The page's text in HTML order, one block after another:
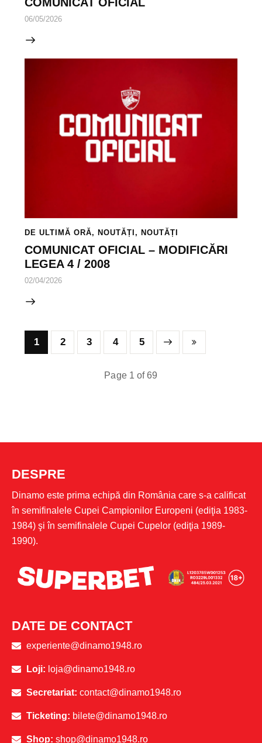
06/05/2026
DE ULTIMĂ ORĂ,NOUTĂȚI ,NOUTĂȚI
COMUNICAT OFICIAL – MODIFICĂRI
LEGEA 4 / 2008
02/04/2026
1 2 3 4 5
Next Last
Page 1 of 69
DESPRE
Dinamo este prima echipă din România care s-a calificat
în semifinalele Cupei Campionilor Europeni (ediţia 1983-
1984) şi în semifinalele Cupei Cupelor (ediţia 1989-
1990).
DATE DE CONTACT
experiente@dinamo1948.ro
Loji: loja@dinamo1948.ro
Secretariat: contact@dinamo1948.ro
Ticketing: bilete@dinamo1948.ro
Shop: shop@dinamo1948.ro